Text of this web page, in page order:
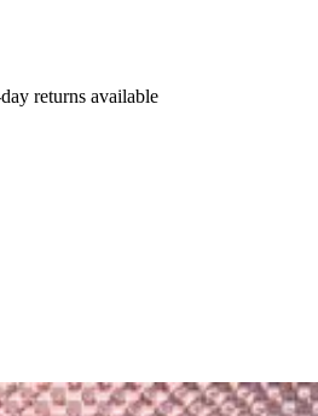
returns available